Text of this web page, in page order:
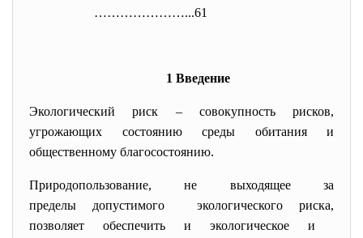
…………………...61
1 Введение
Экологический риск – совокупность рисков,
угрожающих состоянию среды обитания и
общественному благосостоянию.
Природопользование, не выходящее за
пределы допустимого экологического риска,
позволяет обеспечить и экологическое и